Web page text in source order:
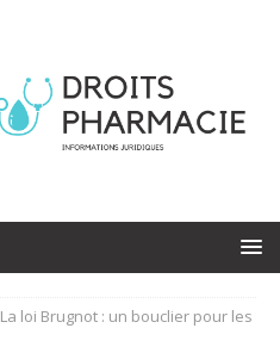
La loi Brugnot : un bouclier pour les